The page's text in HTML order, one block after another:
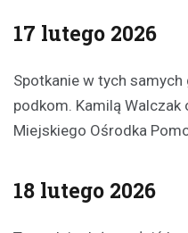
17 lutego 2026
Spotkanie w tych
podkom. Kamilą
Miejskiego Ośrodka
18 lutego 2026